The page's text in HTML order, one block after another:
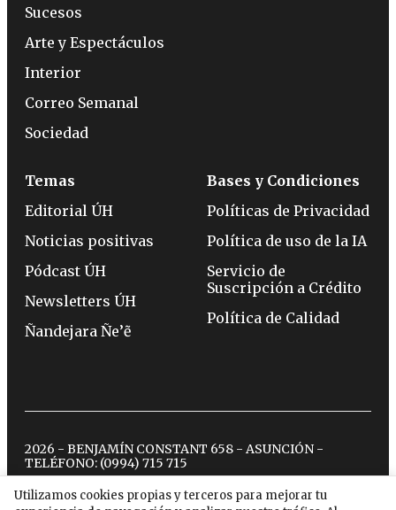
Utilizamos cookies propias y terceros para mejorar tu
Sucesos
Arte y Espectáculos
Interior
Correo Semanal
Sociedad
Temas
Editorial ÚH
Noticias positivas
Pódcast ÚH
Newsletters ÚH
Ñandejara Ñe’ẽ
Bases y Condiciones
Políticas de Privacidad
Política de uso de la IA
Servicio de
Suscripción a Crédito
Política de Calidad
2026 - BENJAMÍN CONSTANT 658 - ASUNCIÓN -
TELÉFONO: (0994) 715 715